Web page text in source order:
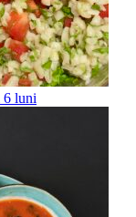
6 luni